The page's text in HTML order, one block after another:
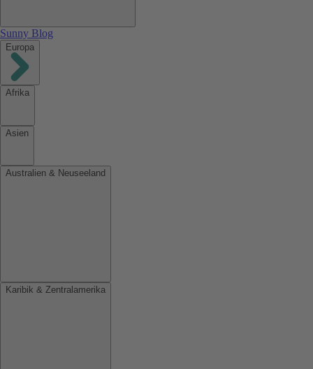
Sunny Blog
Europa
Afrika
Asien
Australien & Neuseeland
Karibik & Zentralamerika